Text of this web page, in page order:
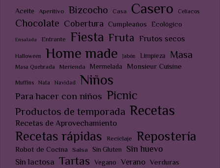
Aceite Aperitivo Bizcocho Casa Casero Celiacos
Chocolate Cobertura Cumpleaños Ecológico
Ensalada Entrante Fiesta Fruta Frutos secos
Halloween Home made Jabón Limpieza Masa
Masa Quebrada Merienda Mermelada Monsieur Cuisine
Muffins Nata Navidad Niños
Para hacer con niños Picnic
Productos de temporada Recetas
Recetas de Aprovechamiento
Recetas rápidas Reciclaje Repostería
Robot de Cocina Salsa Sin Gluten Sin huevo
Sin lactosa Tartas Vegano Verano Verduras